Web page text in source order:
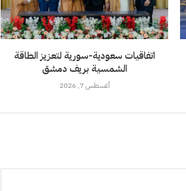
اتفاقيات سعودية-سورية لتعزيز الطاقة
الشمسية بريف دمشق
أغسطس 7, 2026